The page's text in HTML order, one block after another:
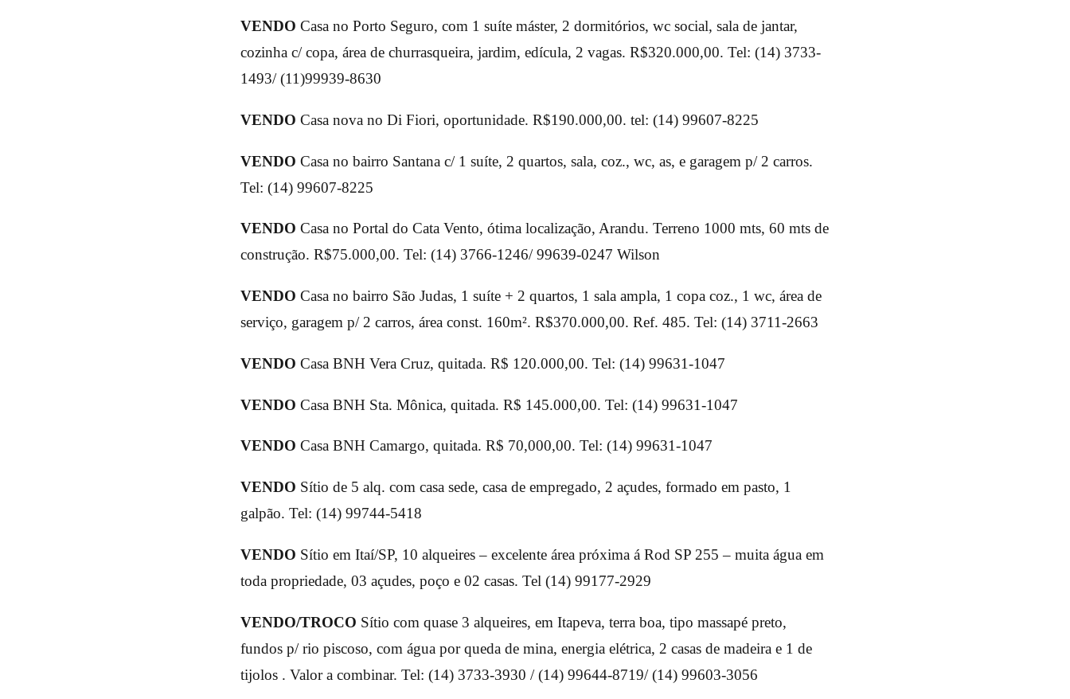
VENDO Casa no Porto Seguro, com 1 suíte máster, 2 dormitórios, wc social, sala de jantar,
cozinha c/ copa, área de churrasqueira, jardim, edícula, 2 vagas. R$320.000,00. Tel: (14) 3733-
1493/ (11)99939-8630
VENDO Casa nova no Di Fiori, oportunidade. R$190.000,00. tel: (14) 99607-8225
VENDO Casa no bairro Santana c/ 1 suíte, 2 quartos, sala, coz., wc, as, e garagem p/ 2 carros.
Tel: (14) 99607-8225
VENDO Casa no Portal do Cata Vento, ótima localização, Arandu. Terreno 1000 mts, 60 mts de
construção. R$75.000,00. Tel: (14) 3766-1246/ 99639-0247 Wilson
VENDO Casa no bairro São Judas, 1 suíte + 2 quartos, 1 sala ampla, 1 copa coz., 1 wc, área de
serviço, garagem p/ 2 carros, área const. 160m². R$370.000,00. Ref. 485. Tel: (14) 3711-2663
VENDO Casa BNH Vera Cruz, quitada. R$ 120.000,00. Tel: (14) 99631-1047
VENDO Casa BNH Sta. Mônica, quitada. R$ 145.000,00. Tel: (14) 99631-1047
VENDO Casa BNH Camargo, quitada. R$ 70,000,00. Tel: (14) 99631-1047
VENDO Sítio de 5 alq. com casa sede, casa de empregado, 2 açudes, formado em pasto, 1
galpão. Tel: (14) 99744-5418
VENDO Sítio em Itaí/SP, 10 alqueires – excelente área próxima á Rod SP 255 – muita água em
toda propriedade, 03 açudes, poço e 02 casas. Tel (14) 99177-2929
VENDO/TROCO Sítio com quase 3 alqueires, em Itapeva, terra boa, tipo massapé preto,
fundos p/ rio piscoso, com água por queda de mina, energia elétrica, 2 casas de madeira e 1 de
tijolos . Valor a combinar. Tel: (14) 3733-3930 / (14) 99644-8719/ (14) 99603-3056